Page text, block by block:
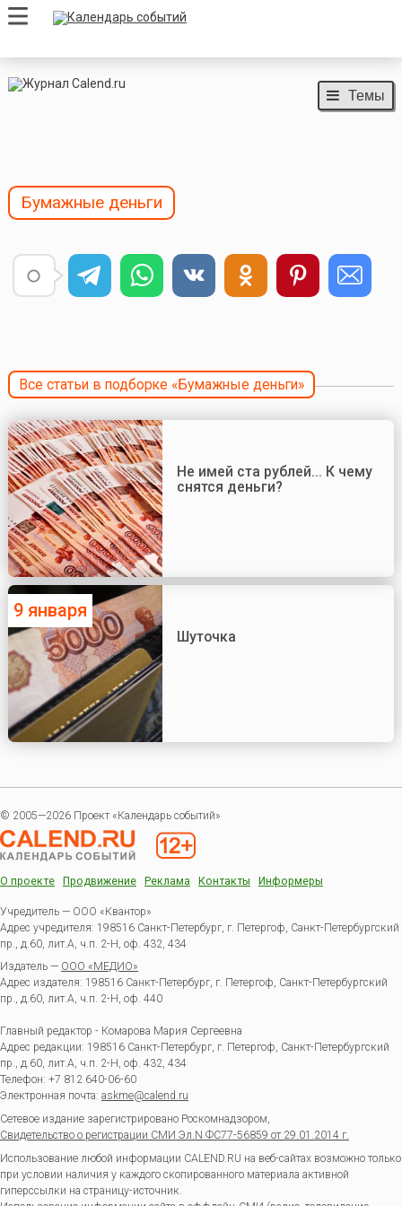
Темы
Бумажные деньги
Все статьи в подборке «Бумажные деньги»
Не имей ста рублей... К чему
снятся деньги?
9 января
Шуточка
© 2005—2026 Проект «Календарь событий»
О проекте Продвижение Реклама Контакты Информеры
Учредитель — ООО «Квантор»
Адрес учредителя: 198516 Санкт-Петербург, г. Петергоф, Санкт-Петербургский
пр., д.60, лит.А, ч.п. 2-Н, оф. 432, 434
Издатель — ООО «МЕДИО»
Адрес издателя: 198516 Санкт-Петербург, г. Петергоф, Санкт-Петербургский
пр., д.60, лит.А, ч.п. 2-Н, оф. 440
Главный редактор - Комарова Мария Сергеевна
Адрес редакции: 198516 Санкт-Петербург, г. Петергоф, Санкт-Петербургский
пр., д.60, лит.А, ч.п. 2-Н, оф. 432, 434
Телефон: +7 812 640-06-60
Электронная почта: askme@calend.ru
Сетевое издание зарегистрировано Роскомнадзором,
Свидетельство о регистрации СМИ Эл.N ФС77-56859 от 29.01.2014 г.
Использование любой информации CALEND.RU на веб-сайтах возможно только
при условии наличия у каждого скопированного материала активной
гиперссылки на страницу-источник.